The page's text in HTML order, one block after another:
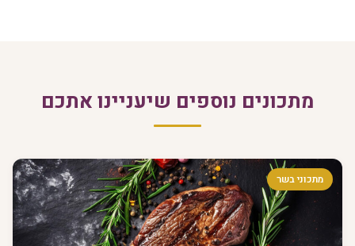
מתכונים נוספים שיעניינו אתכם
מתכוני בשר